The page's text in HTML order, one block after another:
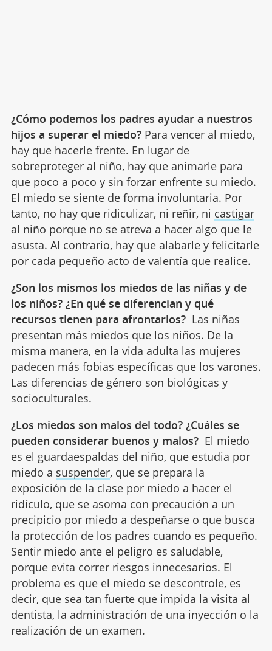
¿Cómo podemos los padres ayudar a nuestros
hijos a superar el miedo? Para vencer al miedo,
hay que hacerle frente. En lugar de
sobreproteger al niño, hay que animarle para
que poco a poco y sin forzar enfrente su miedo.
El miedo se siente de forma involuntaria. Por
tanto, no hay que ridiculizar, ni reñir, ni castigar
al niño porque no se atreva a hacer algo que le
asusta. Al contrario, hay que alabarle y felicitarle
por cada pequeño acto de valentía que realice.
¿Son los mismos los miedos de las niñas y de
los niños? ¿En qué se diferencian y qué
recursos tienen para afrontarlos?Las niñas
presentan más miedos que los niños. De la
misma manera, en la vida adulta las mujeres
padecen más fobias específicas que los varones.
Las diferencias de género son biológicas y
socioculturales.
¿Los miedos son malos del todo? ¿Cuáles se
pueden considerar buenos y malos?El miedo
es el guardaespaldas del niño, que estudia por
miedo a suspender, que se prepara la
exposición de la clase por miedo a hacer el
ridículo, que se asoma con precaución a un
precipicio por miedo a despeñarse o que busca
la protección de los padres cuando es pequeño.
Sentir miedo ante el peligro es saludable,
porque evita correr riesgos innecesarios. El
problema es que el miedo se descontrole, es
decir, que sea tan fuerte que impida la visita al
dentista, la administración de una inyección o la
realización de un examen.